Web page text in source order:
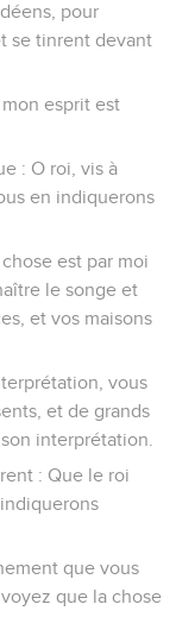
pour
se tinrent devant
esprit est
: O roi, vis à
en indiquerons
est par moi
le songe et
et vos maisons
vous
et de grands
interprétation.
: Que le roi
que vous
que la chose